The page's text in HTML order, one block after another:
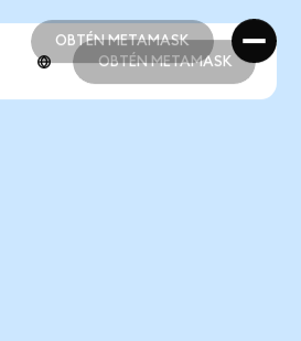
OBTÉN METAMASK
OBTÉN METAMASK
OBTÉN METAMASK